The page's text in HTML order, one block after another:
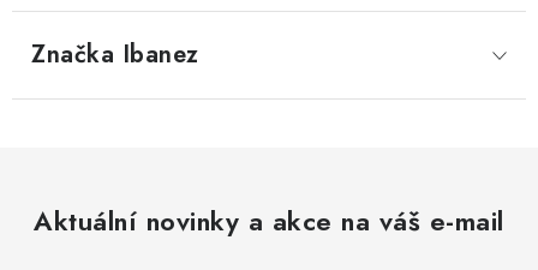
Značka Ibanez
Aktuální novinky a akce na váš e-mail